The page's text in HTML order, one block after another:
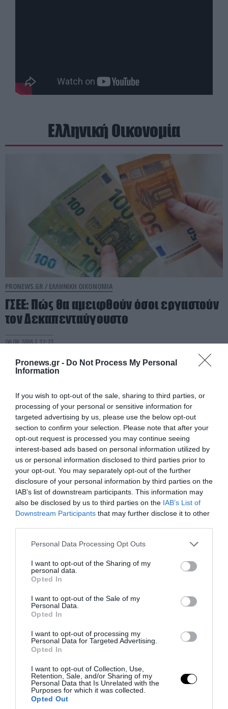
Pronews.gr - Do Not Process My Personal
Information
If you wish to opt-out of the sale, sharing to third parties, or
processing of your personal or sensitive information for
targeted advertising by us, please use the below opt-out
section to confirm your selection. Please note that after your
opt-out request is processed you may continue seeing
interest-based ads based on personal information utilized by
us or personal information disclosed to third parties prior to
your opt-out. You may separately opt-out of the further
disclosure of your personal information by third parties on the
IAB’s list of downstream participants. This information may
also be disclosed by us to third parties on the IAB’s List of
Downstream Participants that may further disclose it to other
Please note that this website/app uses one or more Google
not limited to your visit or usage behaviour. You may click to
grant or deny consent to Google and its third-party tags to
use your data for below specified purposes in below Google
consent section.
Personal Data Processing Opt Outs
I want to opt-out of the Sharing of my
personal data.
Opted In
I want to opt-out of the Sale of my
Personal Data.
Opted In
I want to opt-out of processing my
Personal Data for Targeted Advertising.
Opted In
I want to opt-out of Collection, Use,
Retention, Sale, and/or Sharing of my
Personal Data that Is Unrelated with the
Purposes for which it was collected.
Opted Out
Ελληνική Οικονομία
PRONEWS.GR / ΕΛΛΗΝΙΚΗ ΟΙΚΟΝΟΜΙΑ
ΓΣΕΕ: Πώς θα αμειφθούν όσοι εργαστούν
τον Δεκαπενταύγουστο
06.08.2026 | 12:27
PRONEWS.GR / ΕΛΛΗΝΙΚΗ ΟΙΚΟΝΟΜΙΑ
Κάρτα αγρότη: Νέα ψηφιακή διαδικασία
από τις 28 Αυγούστου – Πώς θα γίνεται η
ενεργοποίησή της
PRONEWS.GR /ΕΛΛΗΝΙΚΗ ΟΙΚΟΝΟΜΙΑ